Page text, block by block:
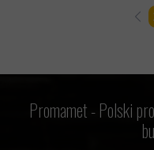
Promamet -Polski